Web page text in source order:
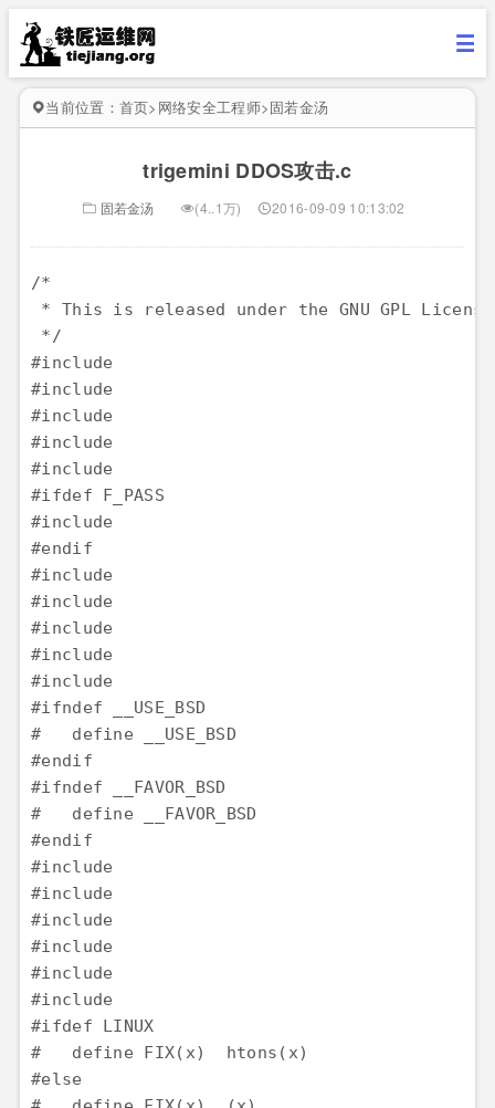
当前位置： 首页> 网络安全工程师>固若金汤
trigemini DDOS攻击.c
固若金汤 (4..1万) 2016-09-09 10:13:02
/*
* This is released under the GNU GPL
*/
#include
#include
#include
#include
#include
#ifdef F_PASS
#include
#endif
#include
#include
#include
#include
#include
#ifndef __USE_BSD
#   define __USE_BSD
#endif
#ifndef __FAVOR_BSD
#   define __FAVOR_BSD
#endif
#include
#include
#include
#include
#include
#include